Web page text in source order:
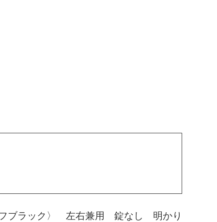
ラック〉 左右兼用 錠なし 明かり